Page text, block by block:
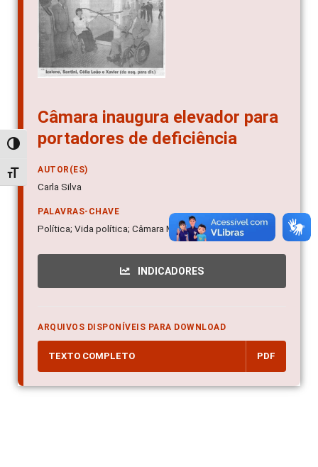
Alternar alto contraste
Alternar tamanho da fonte
Câmara inaugura elevador para
portadores de deficiência
AUTOR(ES)
Carla Silva
PALAVRAS-CHAVE
Política; Vida política; Câmara Municipal de Campinas
INDICADORES
ARQUIVOS DISPONÍVEIS PARA DOWNLOAD
TEXTO COMPLETO PDF